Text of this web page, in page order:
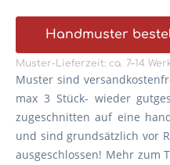
Handmuster
Muster-Lieferzeit: ca. 7–14
Muster sind
max 3 Stück- wieder
zugeschnitten auf eine
und sind grundsätzlich vor
ausgeschlossen! Mehr zum